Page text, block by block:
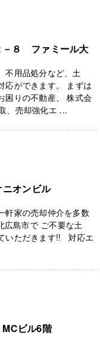
－８ ファミール大
不用品処分など、土
応ができます。 まずは
困りの不動産、 株式会
、売却強化エ ...
オンビル
軒家の売却仲介を多数
島市で ご不要な土
いただきます!! 対応エ
ビル6階